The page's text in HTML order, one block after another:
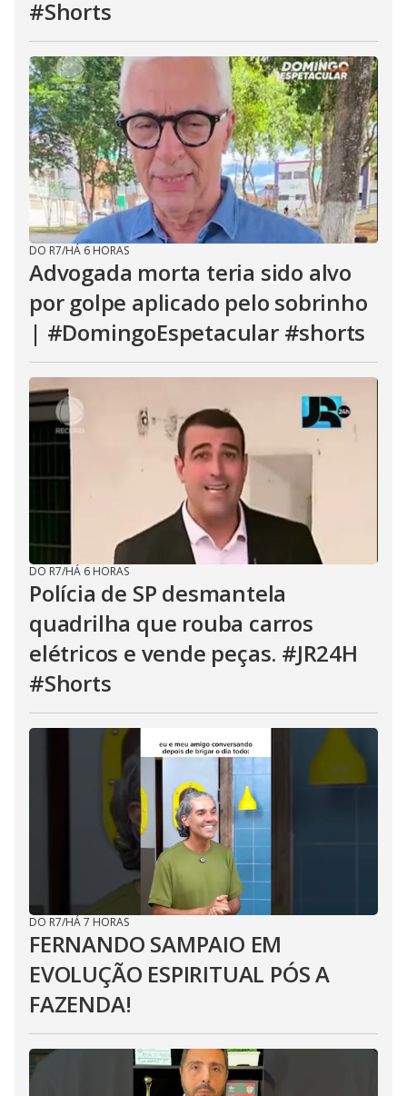
#Shorts
DO R7/HÁ 6 HORAS
Advogada morta teria sido alvo
por golpe aplicado pelo sobrinho
| #DomingoEspetacular #shorts
DO R7/HÁ 6 HORAS
Polícia de SP desmantela
quadrilha que rouba carros
elétricos e vende peças. #JR24H
#Shorts
DO R7/HÁ 7 HORAS
FERNANDO SAMPAIO EM
EVOLUÇÃO ESPIRITUAL PÓS A
FAZENDA!